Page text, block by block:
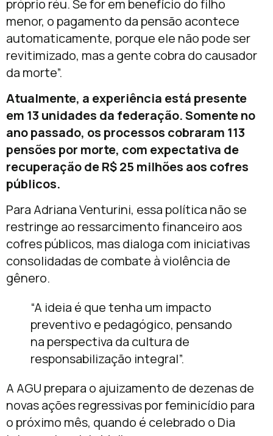
próprio réu. Se for em benefício do filho
menor, o pagamento da pensão acontece
automaticamente, porque ele não pode ser
revitimizado, mas a gente cobra do causador
da morte”.
Atualmente, a experiência está presente
em 13 unidades da federação. Somente no
ano passado, os processos cobraram 113
pensões por morte, com expectativa de
recuperação de R$ 25 milhões aos cofres
públicos.
Para Adriana Venturini, essa política não se
restringe ao ressarcimento financeiro aos
cofres públicos, mas dialoga com iniciativas
consolidadas de combate à violência de
gênero.
“A ideia é que tenha um impacto
preventivo e pedagógico, pensando
na perspectiva da cultura de
responsabilização integral”.
A AGU prepara o ajuizamento de dezenas de
novas ações regressivas por feminicídio para
o próximo mês, quando é celebrado o Dia